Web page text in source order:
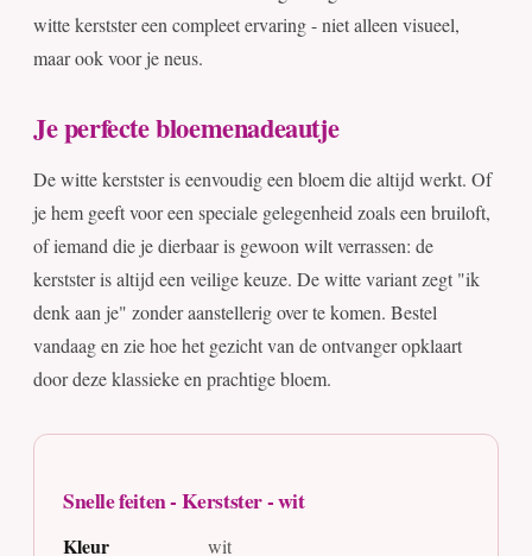
witte kerstster een compleet ervaring - niet alleen visueel,
maar ook voor je neus.
Je perfecte bloemenadeautje
De witte kerstster is eenvoudig een bloem die altijd werkt. Of
je hem geeft voor een speciale gelegenheid zoals een bruiloft,
of iemand die je dierbaar is gewoon wilt verrassen: de
kerstster is altijd een veilige keuze. De witte variant zegt "ik
denk aan je" zonder aanstellerig over te komen. Bestel
vandaag en zie hoe het gezicht van de ontvanger opklaart
door deze klassieke en prachtige bloem.
Snelle feiten - Kerstster - wit
Kleur wit